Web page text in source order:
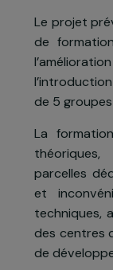
activités
de la
raison
Le projet
de
de 5